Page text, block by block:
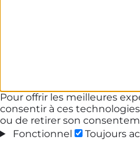
Pour offrir les meilleures
consentir à ces
ou de retirer son
Fonctionnel
Toujours